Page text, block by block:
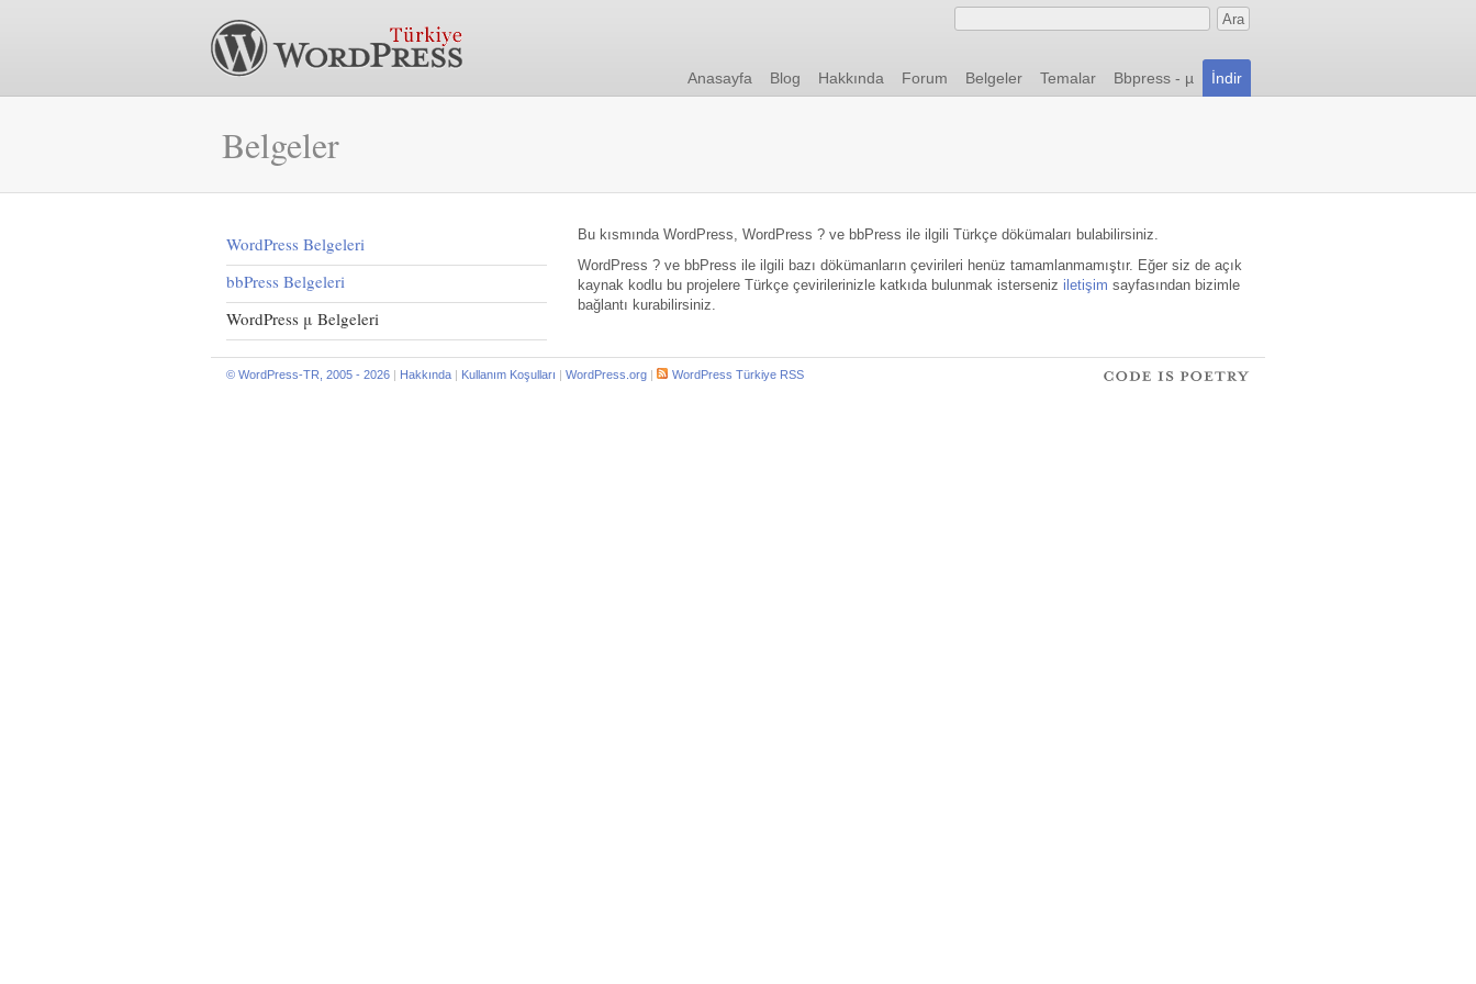
Anasayfa Blog Hakkında Forum Belgeler Temalar Bbpress - µ İndir
Belgeler
WordPress Belgeleri
bbPress Belgeleri
WordPress μ Belgeleri
Bu kısmında WordPress, WordPress ? ve bbPress ile ilgili Türkçe dökümaları bulabilirsiniz.
WordPress ? ve bbPress ile ilgili bazı dökümanların çevirileri henüz tamamlanmamıştır. Eğer siz de açık
kaynak kodlu bu projelere Türkçe çevirilerinizle katkıda bulunmak isterseniz iletişim sayfasından bizimle
bağlantı kurabilirsiniz.
© WordPress-TR, 2005 - 2026 | Hakkında | Kullanım Koşulları | WordPress.org | WordPress Türkiye RSS